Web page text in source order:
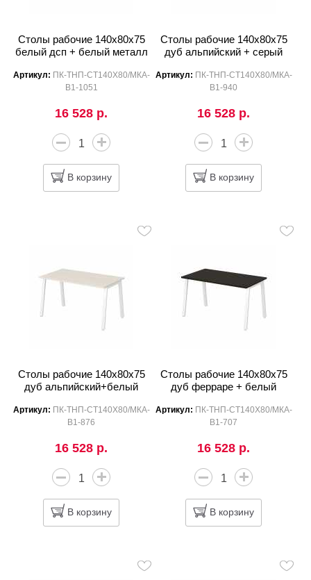
Столы рабочие 140x80x75
белый дсп + белый металл
Артикул: ПК-ТНП-СТ140Х80/МКА-
В1-1051
16 528 р.
В корзину
Столы рабочие 140x80x75
дуб альпийский + серый
Артикул: ПК-ТНП-СТ140Х80/МКА-
В1-940
16 528 р.
В корзину
Столы рабочие 140x80x75
дуб альпийский+белый
Артикул: ПК-ТНП-СТ140Х80/МКА-
В1-876
16 528 р.
В корзину
Столы рабочие 140x80x75
дуб ферраре + белый
Артикул: ПК-ТНП-СТ140Х80/МКА-
В1-707
16 528 р.
В корзину